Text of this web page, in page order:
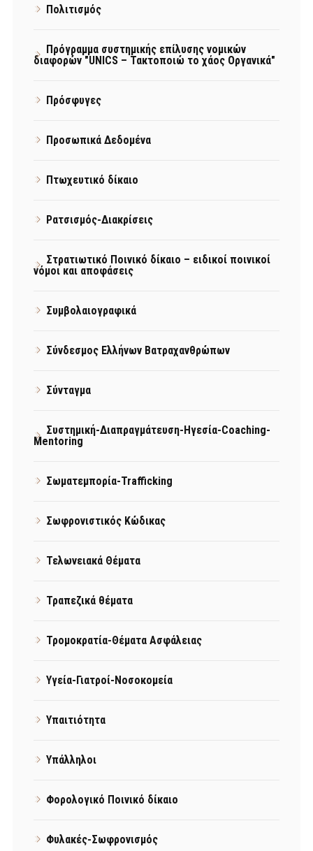
Πολιτισμός
Πρόγραμμα συστημικής επίλυσης νομικών
διαφορών "UNICS – Τακτοποιώ το χάος Οργανικά"
Πρόσφυγες
Προσωπικά Δεδομένα
Πτωχευτικό δίκαιο
Ρατσισμός-Διακρίσεις
Στρατιωτικό Ποινικό δίκαιο – ειδικοί ποινικοί
νόμοι και αποφάσεις
Συμβολαιογραφικά
Σύνδεσμος Ελλήνων Βατραχανθρώπων
Σύνταγμα
Συστημική-Διαπραγμάτευση-Ηγεσία-Coaching-
Mentoring
Σωματεμπορία-Trafficking
Σωφρονιστικός Κώδικας
Τελωνειακά Θέματα
Τραπεζικά θέματα
Τρομοκρατία-Θέματα Ασφάλειας
Υγεία-Γιατροί-Νοσοκομεία
Υπαιτιότητα
Υπάλληλοι
Φορολογικό Ποινικό δίκαιο
Φυλακές-Σωφρονισμός